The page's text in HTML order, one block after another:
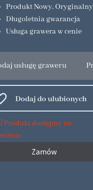
Produkt Nowy, Oryginalny
Długoletnia gwarancja
Usługa grawera w cenie
usługę graweru
Produkt dostępny na
Zamów